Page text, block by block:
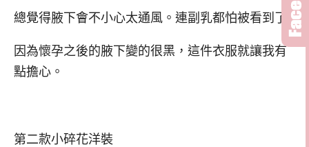
總覺得腋下會不小心太通風。連副乳都怕被看到了~
因為懷孕之後的腋下變的很黑，這件衣服就讓我有
點擔心。
第二款小碎花洋裝